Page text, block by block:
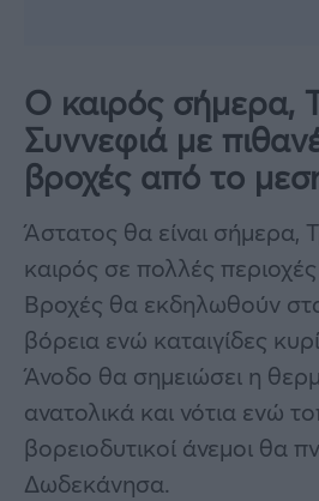
Ο καιρός σήμερα,
Συννεφιά με
βροχές από το
Άστατος θα είναι σήμερα,
καιρός σε πολλές
Βροχές θα εκδηλωθούν
βόρεια ενώ καταιγίδες
Άνοδο θα σημειώσει η
ανατολικά και νότια ενώ
βορειοδυτικοί άνεμοι θα
Δωδεκάνησα.